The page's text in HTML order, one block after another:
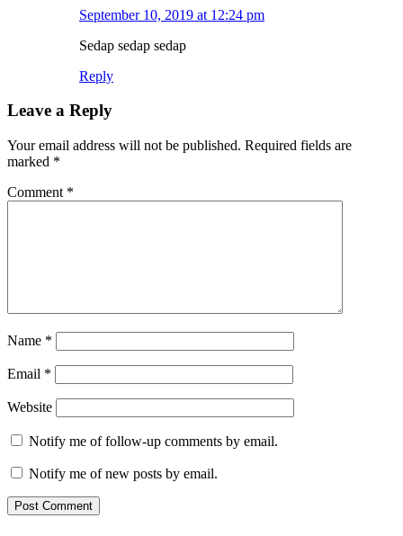
September 10, 2019 at 12:24 pm
Sedap sedap sedap
Reply
Leave a Reply
Your email address will not be published. Required fields are
marked *
Comment *
Name *
Email *
Website
Notify me of follow-up comments by email.
Notify me of new posts by email.